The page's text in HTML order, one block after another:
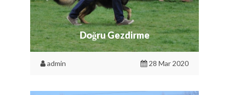
Doğru Gezdirme
admin 28 Mar 2020